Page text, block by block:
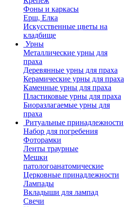
Фоны и каркасы
Ерш, Елка
Искусственные цветы на
кладбище
Урны
Металлические урны для
праха
Деревянные урны для праха
Керамические урны для праха
Каменные урны для праха
Пластиковые урны для праха
Биоразлагаемые урны для
праха
Ритуальные принадлежности
Набор для погребения
Фоторамки
Ленты траурные
Мешки
патологоанатомические
Церковные принадлежности
Лампады
Вкладыши для лампад
Свечи